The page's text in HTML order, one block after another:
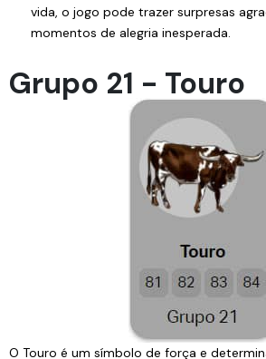
vida, o jogo pode trazer surpresas
momentos de alegria inesperada.
Grupo 21 - Touro
O Touro é um símbolo de força e